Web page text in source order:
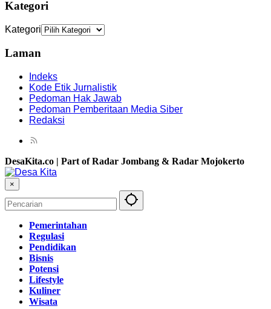
Kategori
Kategori
Laman
Indeks
Kode Etik Jurnalistik
Pedoman Hak Jawab
Pedoman Pemberitaan Media Siber
Redaksi
DesaKita.co | Part of Radar Jombang & Radar Mojokerto
×
Pemerintahan
Regulasi
Pendidikan
Bisnis
Potensi
Lifestyle
Kuliner
Wisata